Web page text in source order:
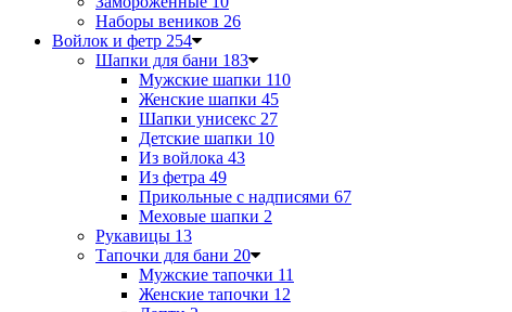
Наборы веников 26
Войлок и фетр 254
Шапки для бани 183
Мужские шапки 110
Женские шапки 45
Шапки унисекс 27
Детские шапки 10
Из войлока 43
Из фетра 49
Прикольные с надписями 67
Меховые шапки 2
Рукавицы 13
Тапочки для бани 20
Мужские тапочки 11
Женские тапочки 12